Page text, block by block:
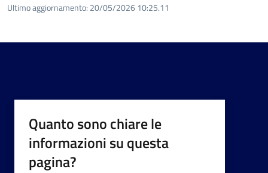
Ultimo aggiornamento: 20/05/2026 10:25.11
Quanto sono chiare le
informazioni su questa
pagina?